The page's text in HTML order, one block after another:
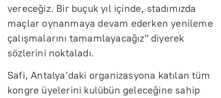
vereceğiz. Bir buçuk yıl içinde, stadımızda
maçlar oynanmaya devam ederken yenileme
çalışmalarını tamamlayacağız" diyerek
sözlerini noktaladı.
Safi, Antalya’daki organizasyona katılan tüm
kongre üyelerini kulübün geleceğine sahip